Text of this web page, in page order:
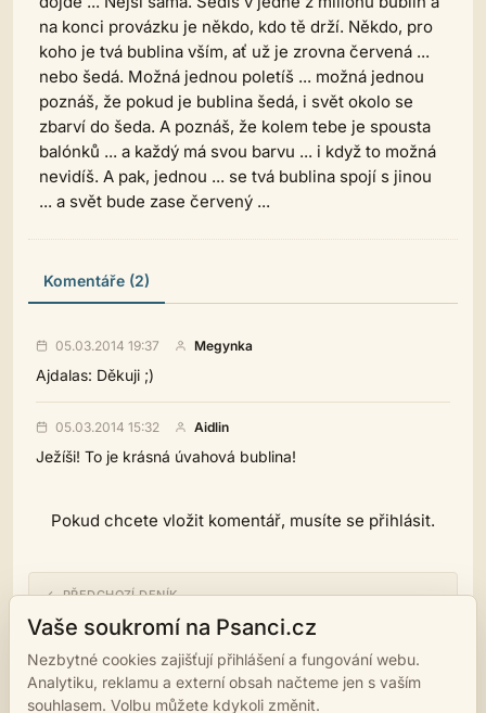
na konci provázku je někdo, kdo tě drží. Někdo, pro
koho je tvá bublina vším, ať už je zrovna červená ...
nebo šedá. Možná jednou poletíš ... možná jednou
poznáš, že pokud je bublina šedá, i svět okolo se
zbarví do šeda. A poznáš, že kolem tebe je spousta
balónků ... a každý má svou barvu ... i když to možná
nevidíš. A pak, jednou ... se tvá bublina spojí s jinou
... a svět bude zase červený ...
Komentáře (2)
05.03.2014 19:37 Megynka
Ajdalas: Děkuji ;)
05.03.2014 15:32 Aidlin
Ježíši! To je krásná úvahová bublina!
Pokud chcete vložit komentář, musíte se přihlásit.
← PŘEDCHOZÍ DENÍK
Dálnice myšlenek V.
NÁSLEDUJÍCÍ DENÍK →
Dálnice myšlenek VII.
Vaše soukromí na Psanci.cz
Nezbytné cookies zajišťují přihlášení a fungování webu.
Analytiku, reklamu a externí obsah načteme jen s vaším
souhlasem. Volbu můžete kdykoli změnit.